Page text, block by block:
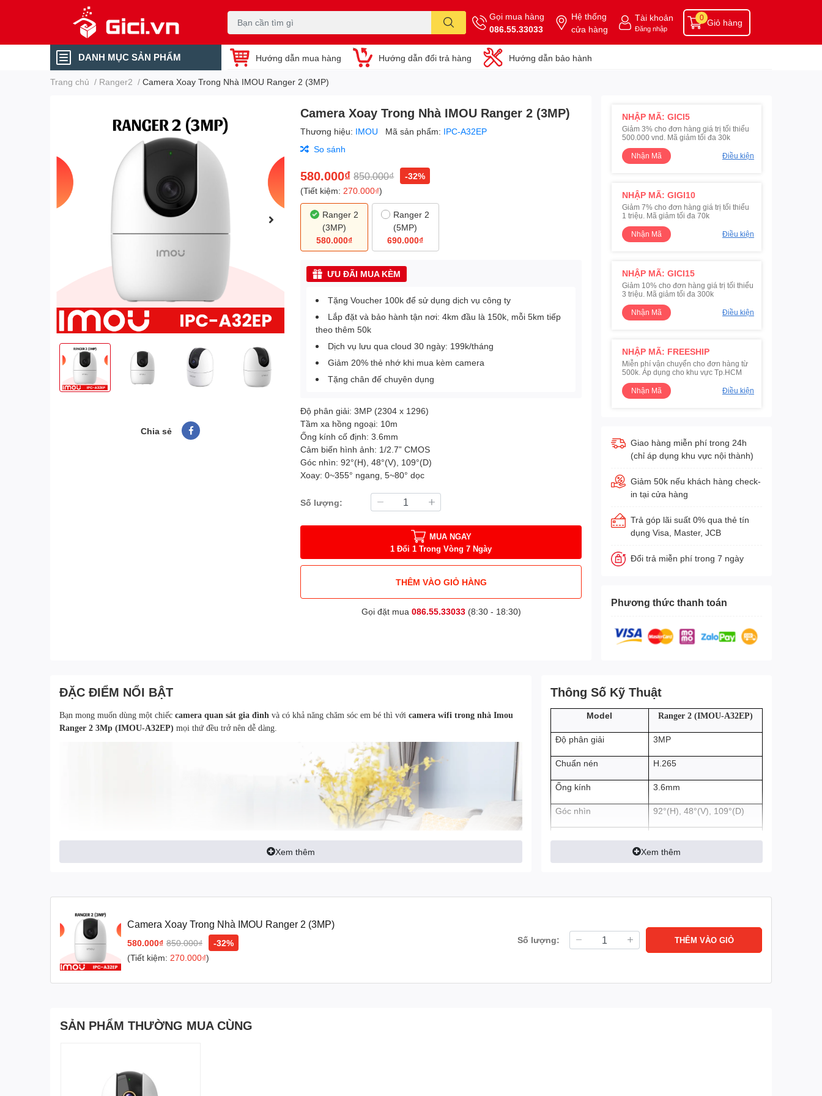
Gọi mua hàng
086.55.33033
Hệ thống
cửa hàng
Tài khoản
Đăng nhập
Giỏ hàng
0
DANH MỤC SẢN PHẨM Hướng dẫn mua hàng Hướng dẫn đổi trả hàng Hướng dẫn bảo hành
Trang chủ / Ranger2 / Camera Xoay Trong Nhà IMOU Ranger 2 (3MP)
Chia sẻ
Camera Xoay Trong Nhà IMOU Ranger 2 (3MP)
Thương hiệu: IMOU Mã sản phẩm: IPC-A32EP
So sánh
580.000₫ 850.000₫
-32%
(Tiết kiệm: 270.000₫)
Ranger 2
(3MP)
580.000₫
Ranger 2
(5MP)
690.000₫
ƯU ĐÃI MUA KÈM
Tặng Voucher 100k để sử dụng dịch vụ công ty
Lắp đặt và bảo hành tận nơi: 4km đầu là 150k, mỗi 5km tiếp
theo thêm 50k
Dịch vụ lưu qua cloud 30 ngày: 199k/tháng
Giảm 20% thẻ nhớ khi mua kèm camera
Tặng chân đế chuyên dụng
Độ phân giải: 3MP (2304 x 1296)
Tầm xa hồng ngoại: 10m
Ống kính cố định: 3.6mm
Cảm biến hình ảnh: 1/2.7” CMOS
Góc nhìn: 92°(H), 48°(V), 109°(D)
Xoay: 0~355° ngang, 5~80° dọc
Số lượng:
MUA NGAY
1 Đổi 1 Trong Vòng 7 Ngày
THÊM VÀO GIỎ HÀNG
Gọi đặt mua 086.55.33033(8:30 - 18:30)
NHẬP MÃ: GICI5
Giảm 3% cho đơn hàng giá trị tối thiểu
500.000 vnd. Mã giảm tối đa 30k
Nhận Mã
Điều kiện
NHẬP MÃ: GIGI10
Giảm 7% cho đơn hàng giá trị tối thiểu
1 triệu. Mã giảm tối đa 70k
Nhận Mã
Điều kiện
NHẬP MÃ: GICI15
Giảm 10% cho đơn hàng giá trị tối thiểu
3 triệu. Mã giảm tối đa 300k
Nhận Mã
Điều kiện
NHẬP MÃ: FREESHIP
Miễn phí vận chuyển cho đơn hàng từ
500k. Áp dụng cho khu vực Tp.HCM
Nhận Mã
Điều kiện
Giao hàng miễn phí trong 24h
(chỉ áp dụng khu vực nội thành)
Giảm 50k nếu khách hàng check-
in tại cửa hàng
Trả góp lãi suất 0% qua thẻ tín
dụng Visa, Master, JCB
Đổi trả miễn phí trong 7 ngày
Phương thức thanh toán
ĐẶC ĐIỂM NỔI BẬT
Bạn mong muốn dùng một chiếc camera quan sát gia đình và có khả năng chăm sóc em bé thì với camera wifi trong nhà Imou
Ranger 2 3Mp (IMOU-A32EP) mọi thứ đều trở nên dễ dàng.
Xem thêm
Thông Số Kỹ Thuật
Model Ranger 2 (IMOU-A32EP)
Độ phân giải 3MP
Chuẩn nén H.265
Ống kính 3.6mm
Góc nhìn 92°(H), 48°(V), 109°(D)
với công nghệ hồng ngoại
Tích hợp
Loa, mic (Đàm thoại 2
chiều)
dọc)
Xem thêm
Camera Xoay Trong Nhà IMOU Ranger 2 (3MP)
580.000₫ 850.000₫
-32%
(Tiết kiệm: 270.000₫)
Số lượng: THÊM VÀO GIỎ
SẢN PHẨM THƯỜNG MUA CÙNG